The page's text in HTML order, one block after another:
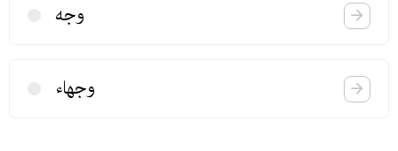
وجه
وجهاء